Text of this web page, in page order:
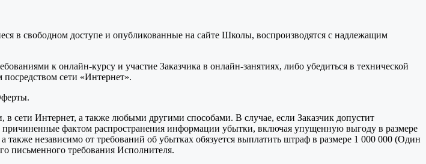
в свободном доступе и опубликованные на сайте Школы, воспроизводятся с надлежащим
к онлайн-курсу и участие Заказчика в онлайн-занятиях, либо убедиться в технической
сети «Интернет».
Интернет, а также любыми другими способами. В случае, если Заказчик допустит
фактом распространения информации убытки, включая упущенную выгоду в размере
независимо от требований об убытках обязуется выплатить штраф в размере 1 000 000 (Один
письменного требования Исполнителя.